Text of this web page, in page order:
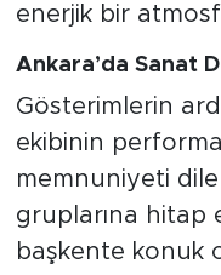
enerjik bir
Ankara’da Sanat
Gösterimlerin
ekibinin
memnuniyeti dile
gruplarına hitap
başkente konuk